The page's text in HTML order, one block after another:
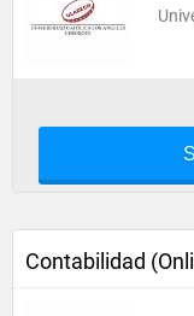
Contabilidad